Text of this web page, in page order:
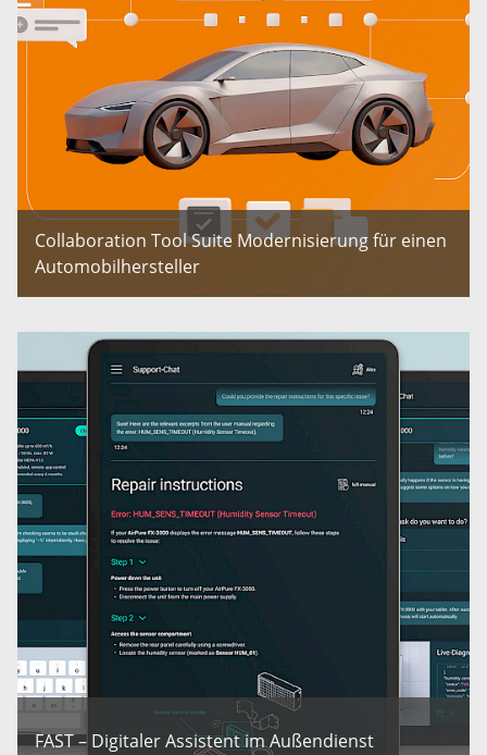
Collaboration Tool Suite Modernisierung für einen
Automobilhersteller
FAST – Digitaler Assistent im Außendienst